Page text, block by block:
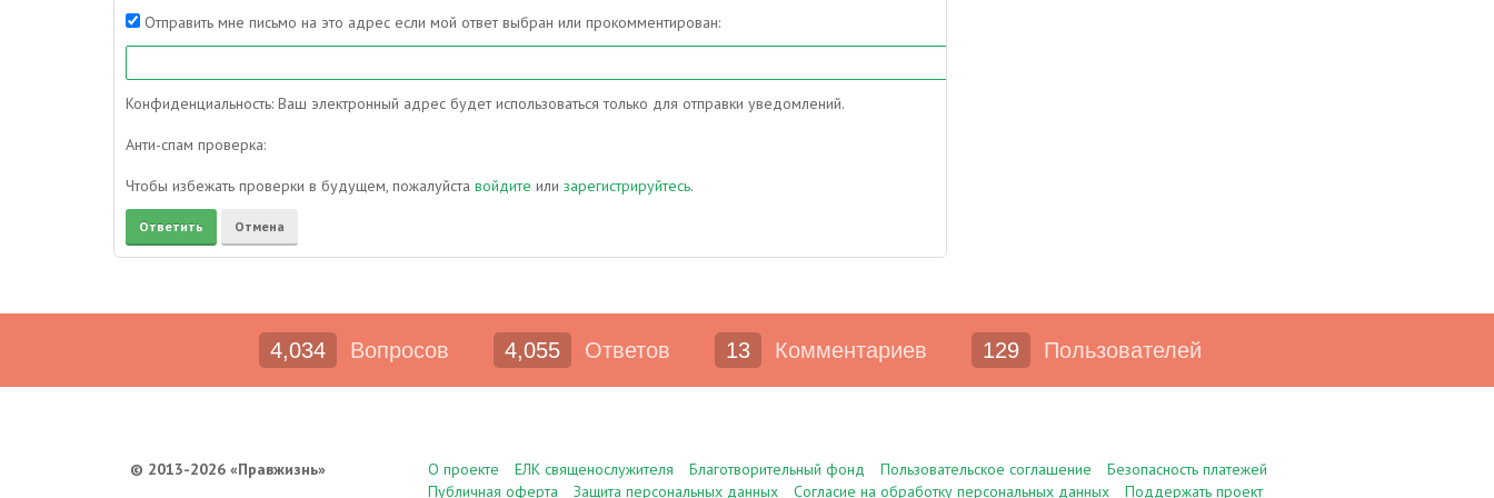
Отправить мне письмо на это адрес если мой ответ выбран или прокомментирован:
Конфиденциальность: Ваш электронный адрес будет использоваться только для отправки уведомлений.
Анти-спам проверка:
Чтобы избежать проверки в будущем, пожалуйста войдите или зарегистрируйтесь.
4,034 Вопросов 4,055 Ответов 13 Комментариев 129 Пользователей
© 2013-2026 «Правжизнь» О проекте ЕЛК священослужителя Благотворительный фонд Пользовательское соглашение
Безопасность платежей
Публичная оферта
Защита персональных данных Согласие на обработку персональных данных Поддержать проект